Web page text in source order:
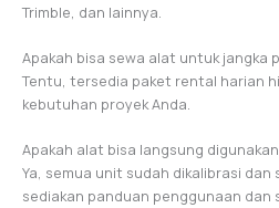
Trimble, dan lainnya.
Apakah bisa sewa alat untuk jangka
Tentu, tersedia paket rental harian
kebutuhan proyek Anda.
Apakah alat bisa langsung
Ya, semua unit sudah dikalibrasi dan
sediakan panduan penggunaan dan